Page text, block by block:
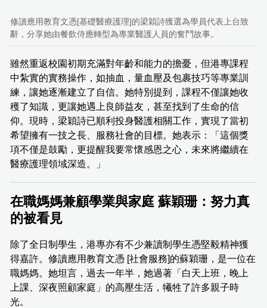
修讀應用教育文憑[基礎醫療護理]的梁穎詩獲選為學員代表上台致
辭，分享她由餐飲侍應轉型為專業醫護人員的奮鬥故事。
雖然重返校園初期充滿對年齡和能力的擔憂，但港專課程
中紮實的實務操作，如抽血，量血壓及包裹技巧等專業訓
練，讓她逐漸建立了自信。她特別提到，課程不僅讓她收
穫了知識，更讓她遇上良師益友，甚至找到了生命的信
仰。現時，梁穎詩已順利投身醫護相關工作，實現了當初
希望擁有一技之長、服務社會的目標。她表示：「這個獎
項不僅是鼓勵，更提醒我要常懷感恩之心，未來將繼續在
醫療護理領域深造。」
在職媽媽兼顧學業與家庭 蘇穎珊：努力真
的被看見
除了全日制學生，港專亦有不少兼讀制學生憑堅毅精神獲
得嘉許。修讀應用教育文憑 [社會服務]的蘇穎珊，是一位在
職媽媽。她坦言，過去一年半，她過著「白天上班，晚上
上課、深夜照顧家庭」的高壓生活，犧牲了許多親子時
光。